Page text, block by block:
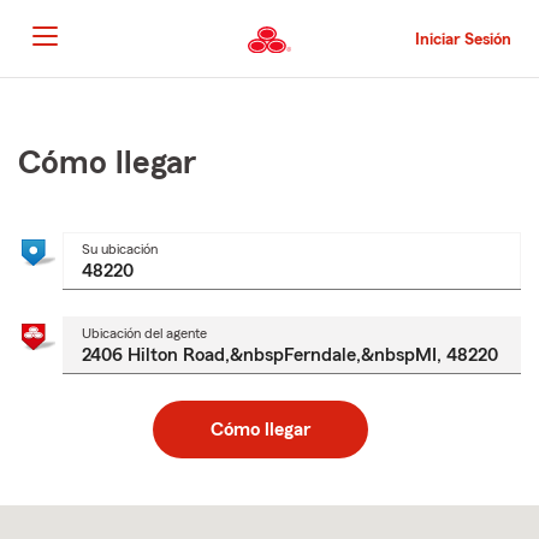
al
contenido
principal
Iniciar Sesión
principal
Cómo llegar
Su ubicación
Ubicación del agente
Cómo llegar
to